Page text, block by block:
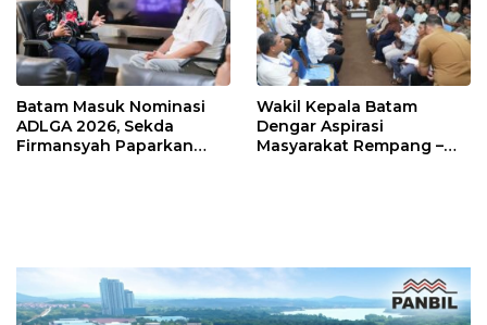
Batam Masuk Nominasi
ADLGA 2026, Sekda
Firmansyah Paparkan
Wakil Kepala Batam
Dengar Aspirasi
Masyarakat Rempang –